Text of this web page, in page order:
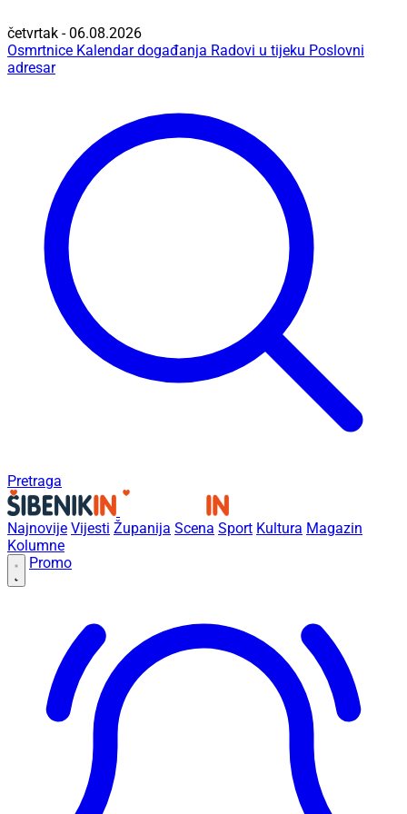
četvrtak - 06.08.2026
Osmrtnice Kalendar događanja Radovi u tijeku Poslovni
adresar
Pretraga
Najnovije Vijesti Županija Scena Sport Kultura Magazin
Kolumne
Promo